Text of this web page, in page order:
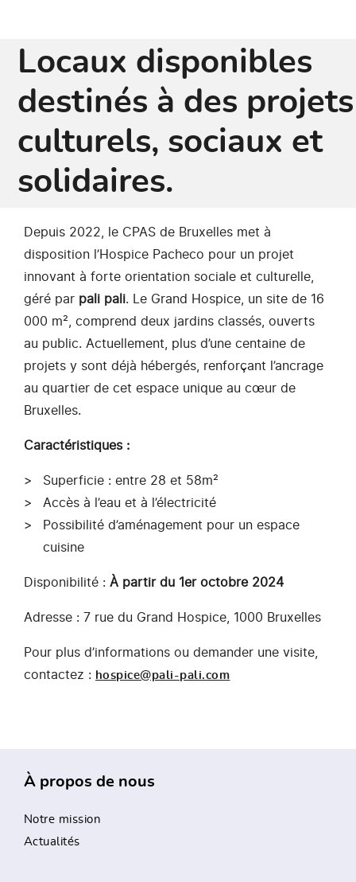
Locaux disponibles
destinés à des projets
culturels, sociaux et
solidaires.
Depuis 2022, le CPAS de Bruxelles met à
disposition l’Hospice Pacheco pour un projet
innovant à forte orientation sociale et culturelle,
géré par pali pali. Le Grand Hospice, un site de 16
000 m², comprend deux jardins classés, ouverts
au public. Actuellement, plus d’une centaine de
projets y sont déjà hébergés, renforçant l’ancrage
au quartier de cet espace unique au cœur de
Bruxelles.
Caractéristiques :
Superficie : entre 28 et 58m²
Accès à l’eau et à l’électricité
Possibilité d’aménagement pour un espace
cuisine
Disponibilité : À partir du 1er octobre 2024
Adresse : 7 rue du Grand Hospice, 1000 Bruxelles
Pour plus d’informations ou demander une visite,
contactez : hospice@pali-pali.com
À propos de nous
Notre mission
Actualités